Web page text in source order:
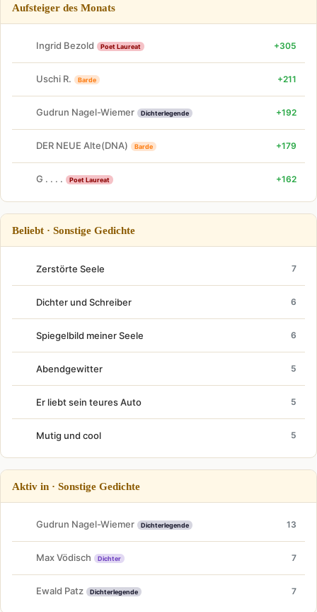
Aufsteiger des Monats
Ingrid Bezold Poet Laureat +305
Uschi R. Barde +211
Gudrun Nagel-Wiemer Dichterlegende +192
DER NEUE Alte(DNA) Barde +179
G . . . . Poet Laureat +162
Beliebt · Sonstige Gedichte
Zerstörte Seele 7
Dichter und Schreiber 6
Spiegelbild meiner Seele 6
Abendgewitter 5
Er liebt sein teures Auto 5
Mutig und cool 5
Aktiv in · Sonstige Gedichte
Gudrun Nagel-Wiemer Dichterlegende 13
Max Vödisch Dichter 7
Ewald Patz Dichterlegende 7